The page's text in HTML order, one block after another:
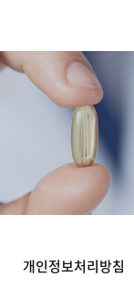
개인정보처리방침